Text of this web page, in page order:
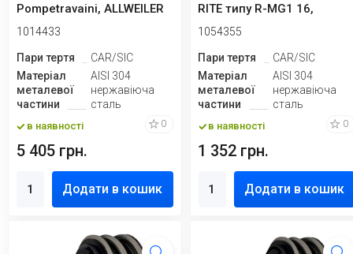
Pompetravaini, ALLWEILER
R-MG1 40, ...
1014433
Пари тертя
CAR/SIC
Матеріал
металевої
частини
AISI 304
нержавіюча
сталь
в наявності 0
5 405 грн.
Додати в кошик
RITE типу R-MG1 16,
CAR/SIC, ...
1054355
Пари тертя
CAR/SIC
Матеріал
металевої
частини
AISI 304
нержавіюча
сталь
в наявності 0
1 352 грн.
Додати в кошик